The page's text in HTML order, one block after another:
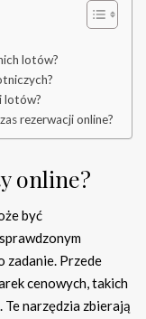
lotów?
lotów?
rezerwacji online?
online?
być
zadanie. Przede
cenowych, takich
Te narzędzia zbierają